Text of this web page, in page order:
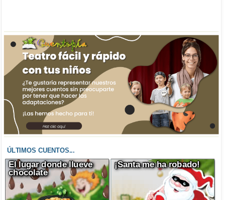
ÚLTIMOS CUENTOS...
El lugar donde llueve
chocolate
¡Santa me ha robado!